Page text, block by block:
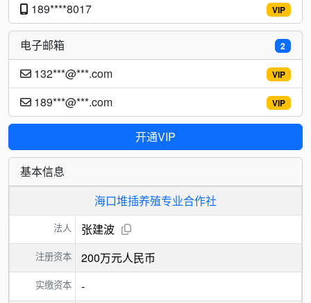
VIP
189****8017
2
电子邮箱
VIP
132***@***.com
VIP
189***@***.com
开通VIP
基本信息
海口堆插养殖专业合作社
法人 张建波
注册资本 200万元人民币
实缴资本 -